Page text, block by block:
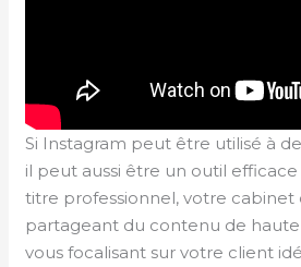
Si Instagram peut être utilisé à
il peut aussi être un outil
titre professionnel, votre cabinet
partageant du contenu de
vous focalisant sur votre client